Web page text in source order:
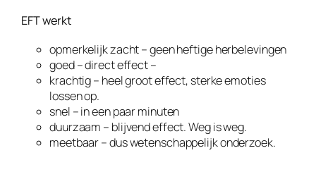
EFT werkt
opmerkelijk zacht – geen heftige herbelevingen
goed – direct effect –
krachtig – heel groot effect, sterke emoties
lossen op.
snel – in een paar minuten
duurzaam – blijvend effect. Weg is weg.
meetbaar – dus wetenschappelijk onderzoek.